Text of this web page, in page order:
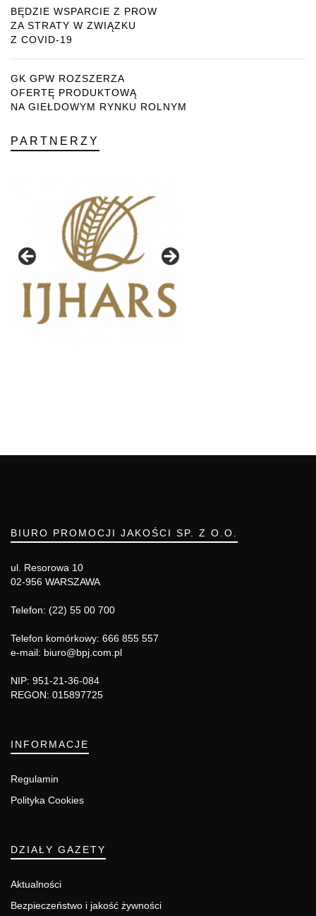
BĘDZIE WSPARCIE Z PROW
ZA STRATY W ZWIĄZKU
Z COVID-19
GK GPW ROZSZERZA
OFERTĘ PRODUKTOWĄ
NA GIEŁDOWYM RYNKU ROLNYM
PARTNERZY
BIURO PROMOCJI JAKOŚCI SP. Z O.O.
ul. Resorowa 10
02-956 WARSZAWA
Telefon: (22) 55 00 700
Telefon komórkowy: 666 855 557
e-mail: biuro@bpj.com.pl
NIP: 951-21-36-084
REGON: 015897725
INFORMACJE
Regulamin
Polityka Cookies
DZIAŁY GAZETY
Aktualności
Bezpieczeństwo i jakość żywności